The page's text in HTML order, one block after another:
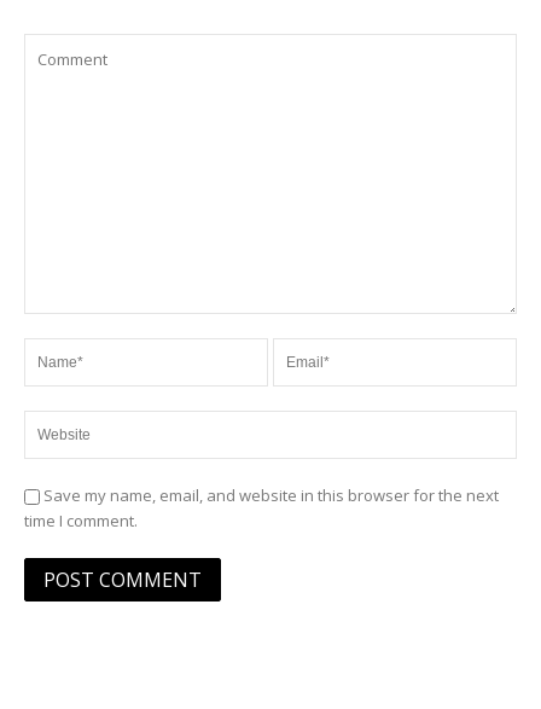
Save my name, email, and website in this browser for the next
time I comment.